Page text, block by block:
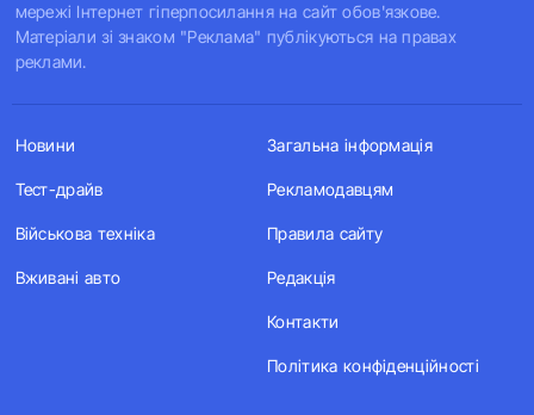
мережі Інтернет гіперпосилання на сайт обов'язкове.
Матеріали зі знаком "Реклама" публікуються на правах
реклами.
Новини
Тест-драйв
Військова техніка
Вживані авто
Загальна інформація
Рекламодавцям
Правила сайту
Редакція
Контакти
Політика конфіденційності